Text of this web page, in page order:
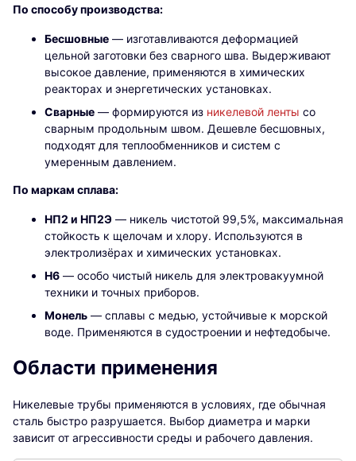
По способу производства:
Бесшовные — изготавливаются деформацией
цельной заготовки без сварного шва. Выдерживают
высокое давление, применяются в химических
реакторах и энергетических установках.
Сварные — формируются из никелевой ленты со
сварным продольным швом. Дешевле бесшовных,
подходят для теплообменников и систем с
умеренным давлением.
По маркам сплава:
НП2 и НП2Э — никель чистотой 99,5%, максимальная
стойкость к щелочам и хлору. Используются в
электролизёрах и химических установках.
Н6 — особо чистый никель для электровакуумной
техники и точных приборов.
Монель — сплавы с медью, устойчивые к морской
воде. Применяются в судостроении и нефтедобыче.
Области применения
Никелевые трубы применяются в условиях, где обычная
сталь быстро разрушается. Выбор диаметра и марки
зависит от агрессивности среды и рабочего давления.